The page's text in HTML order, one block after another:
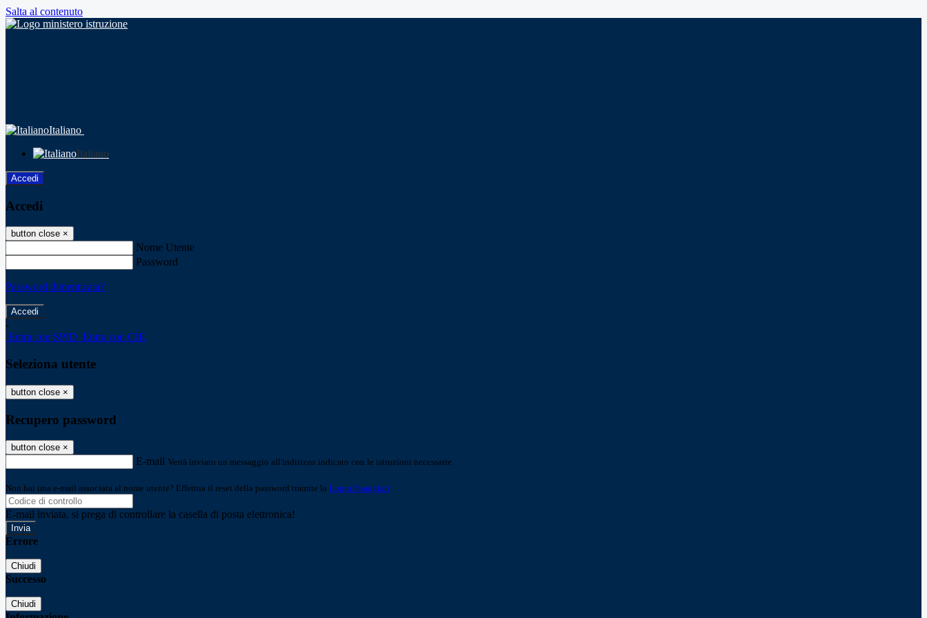
Salta al contenuto
Italiano
Italiano
Accedi
Accedi
button close ×
Nome Utente
Password
Password dimenticata?
-
Entra con SPID Entra con CIE
Seleziona utente
button close ×
Recupero password
button close ×
E-mail Verrà inviato un messaggio all'indirizzo indicato con le istruzioni necessarie.
Non hai una e-mail associata al nome utente? Effettua il reset della password tramite la Login Spaggiari
E-mail inviata, si prega di controllare la casella di posta elettronica!
Errore
Chiudi
Successo
Chiudi